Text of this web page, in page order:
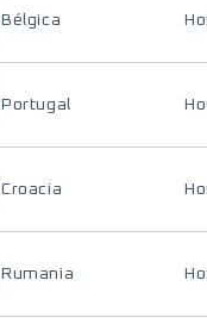
Bélgica
Portugal
Croacia
Rumania